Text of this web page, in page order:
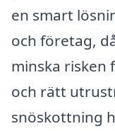
en smart
och företag,
minska risken
och rätt
snöskottning